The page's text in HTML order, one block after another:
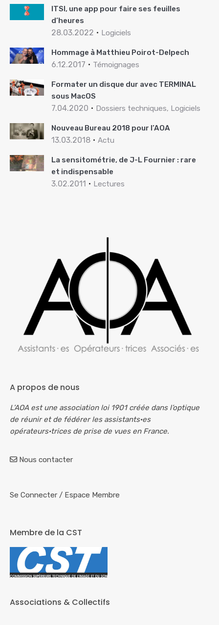
ITSI, une app pour faire ses feuilles
d’heures
28.03.2022 Logiciels
Hommage à Matthieu Poirot-Delpech
6.12.2017 Témoignages
Formater un disque dur avec TERMINAL
sous MacOS
7.04.2020 Dossiers techniques, Logiciels
Nouveau Bureau 2018 pour l’AOA
13.03.2018 Actu
La sensitométrie, de J-L Fournier : rare
et indispensable
3.02.2011 Lectures
A propos de nous
L’AOA est une association loi 1901 créée dans l’optique
de réunir et de fédérer les assistants·es
opérateurs·trices de prise de vues en France.
Nous contacter
Se Connecter / Espace Membre
Membre de la CST
Associations & Collectifs